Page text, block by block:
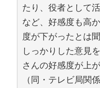
たり、役者として
など、好感度も高
度が下がったとは
しっかりした意見
さんの好感度が上
（同・テレビ局関係